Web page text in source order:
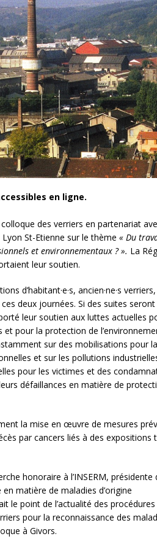
en ligne.
colloque des verriers en partenariat
St-Etienne sur le thème « Du
et environnementaux ? ». La
leur soutien.
d’habitant·e·s, ancien·ne·s verriers,
deux journées. Si des suites seront
leur soutien aux luttes actuelles
pour la protection de
sur des mobilisations pour la
et sur les pollutions
pour les victimes et des
défaillances en matière de
la mise en œuvre de mesures
par cancers liés à des expositions
honoraire à l’INSERM, présidente
matière de maladies d’origine
le point de l’actualité des procédures
pour la reconnaissance des
à Givors.